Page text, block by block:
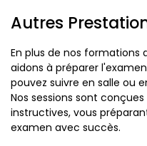
Autres
En plus de nos formations
aidons à préparer
pouvez suivre en salle ou
Nos sessions sont
instructives, vous
examen avec succès.